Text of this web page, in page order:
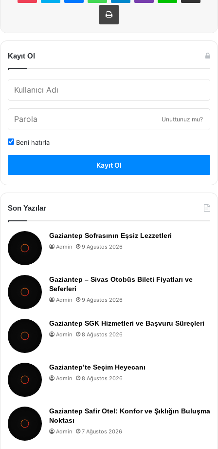
Yazdır
Kayıt Ol
Unuttunuz mu?
Beni hatırla
Kayıt Ol
Son Yazılar
Gaziantep Sofrasının Eşsiz Lezzetleri
Admin 9 Ağustos 2026
Gaziantep – Sivas Otobüs Bileti Fiyatları ve
Seferleri
Admin 9 Ağustos 2026
Gaziantep SGK Hizmetleri ve Başvuru Süreçleri
Admin 8 Ağustos 2026
Gaziantep’te Seçim Heyecanı
Admin 8 Ağustos 2026
Gaziantep Safir Otel: Konfor ve Şıklığın Buluşma
Noktası
Admin 7 Ağustos 2026